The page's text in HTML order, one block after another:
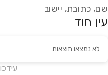
שם, כתובת, יישוב
לא נמצאו תוצאות